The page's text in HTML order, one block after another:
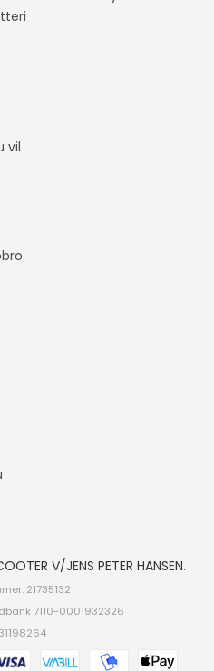
vil
V/JENS PETER HANSEN.
21735132
7110-0001932326